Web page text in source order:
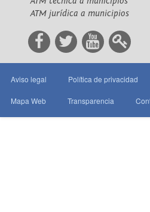
ATM jurídica a municipios
Aviso legal Política de privacidad
Mapa Web Transparencia